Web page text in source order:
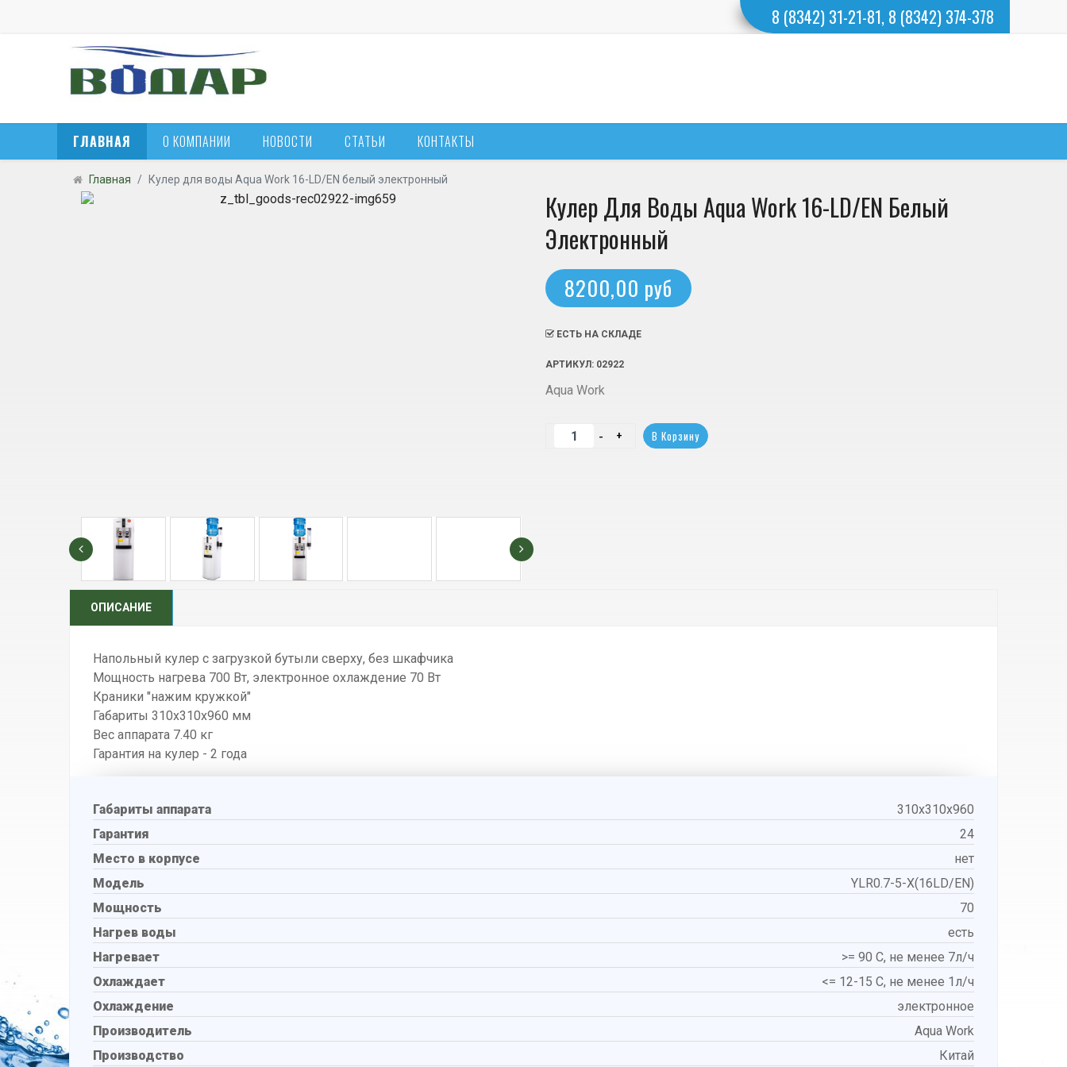
8 (8342) 31-21-81, 8 (8342) 374-378
ГЛАВНАЯ О КОМПАНИИ НОВОСТИ СТАТЬИ КОНТАКТЫ
Главная Кулер для воды Aqua Work 16-LD/EN белый электронный
Кулер Для Воды Aqua Work 16-LD/EN Белый
Электронный
8200,00 руб
ЕСТЬ НА СКЛАДЕ
АРТИКУЛ : 02922
Aqua Work
ОПИСАНИЕ
Напольный кулер с загрузкой бутыли сверху, без шкафчика
Мощность нагрева 700 Вт, электронное охлаждение 70 Вт
Краники "нажим кружкой"
Габариты 310x310x960 мм
Вес аппарата 7.40 кг
Гарантия на кулер - 2 года
Габариты аппарата
310x310x960
Гарантия
24
Место в корпусе
нет
Модель
YLR0.7-5-X(16LD/EN)
Мощность
70
Нагрев воды
есть
Нагревает
>= 90 С, не менее 7л/ч
Охлаждает
<= 12-15 С, не менее 1л/ч
Охлаждение
электронное
Производитель
Aqua Work
Производство
Китай